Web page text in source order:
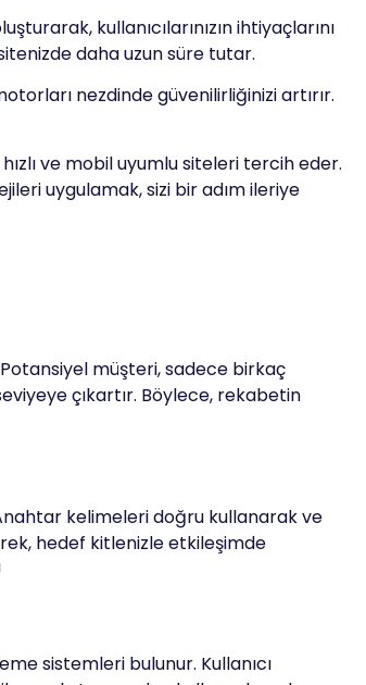
kullanıcılarınızın ihtiyaçlarını
daha uzun süre tutar.
nezdinde güvenilirliğinizi artırır.
ve mobil uyumlu siteleri tercih eder.
uygulamak, sizi bir adım ileriye
Potansiyel müşteri, sadece birkaç
çıkartır. Böylece, rekabetin
kelimeleri doğru kullanarak ve
hedef kitlenizle etkileşimde
sistemleri bulunur. Kullanıcı